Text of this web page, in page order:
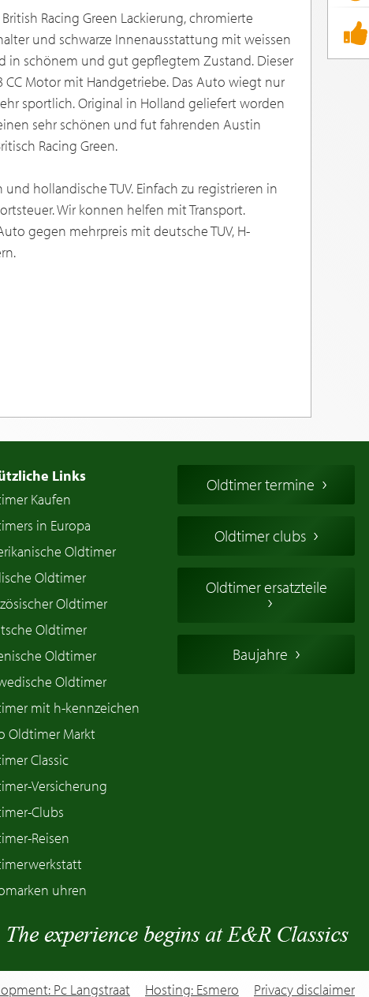
Racing Green Lackierung, chromierte
und schwarze Innenausstattung mit weissen
in schönem und gut gepflegtem Zustand. Dieser
CC Motor mit Handgetriebe. Das Auto wiegt nur
sportlich. Original in Holland geliefert worden
sehr schönen und fut fahrenden Austin
Racing Green.
hollandische TUV. Einfach zu registrieren in
Wir konnen helfen mit Transport.
gegen mehrpreis mit deutsche TUV, H-
Links
Kaufen
in Europa
Oldtimer
Oldtimer
Oldtimer
Oldtimer
Oldtimer
Oldtimer
mit h-kennzeichen
Oldtimer Markt
Classic
Versicherung
Clubs
Reisen
uhren
Oldtimer termine
Oldtimer clubs
Oldtimer ersatzteile
Baujahre
Pc Langstraat Hosting: Esmero Privacy disclaimer